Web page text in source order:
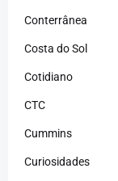
Conterrânea
Costa do Sol
Cotidiano
CTC
Cummins
Curiosidades